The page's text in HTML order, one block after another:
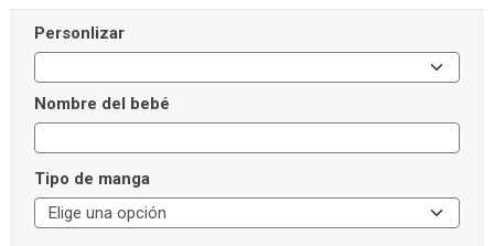
Personlizar
Nombre del bebé
Tipo de manga